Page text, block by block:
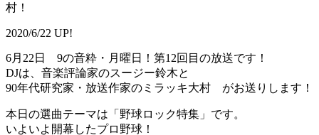
村！
2020/6/22 UP!
6月22日 9の音粋・月曜日！第12回目の放送です！
DJは、音楽評論家のスージー鈴木と
90年代研究家・放送作家のミラッキ大村 がお送りします！
本日の選曲テーマは「野球ロック特集」です。
いよいよ開幕したプロ野球！